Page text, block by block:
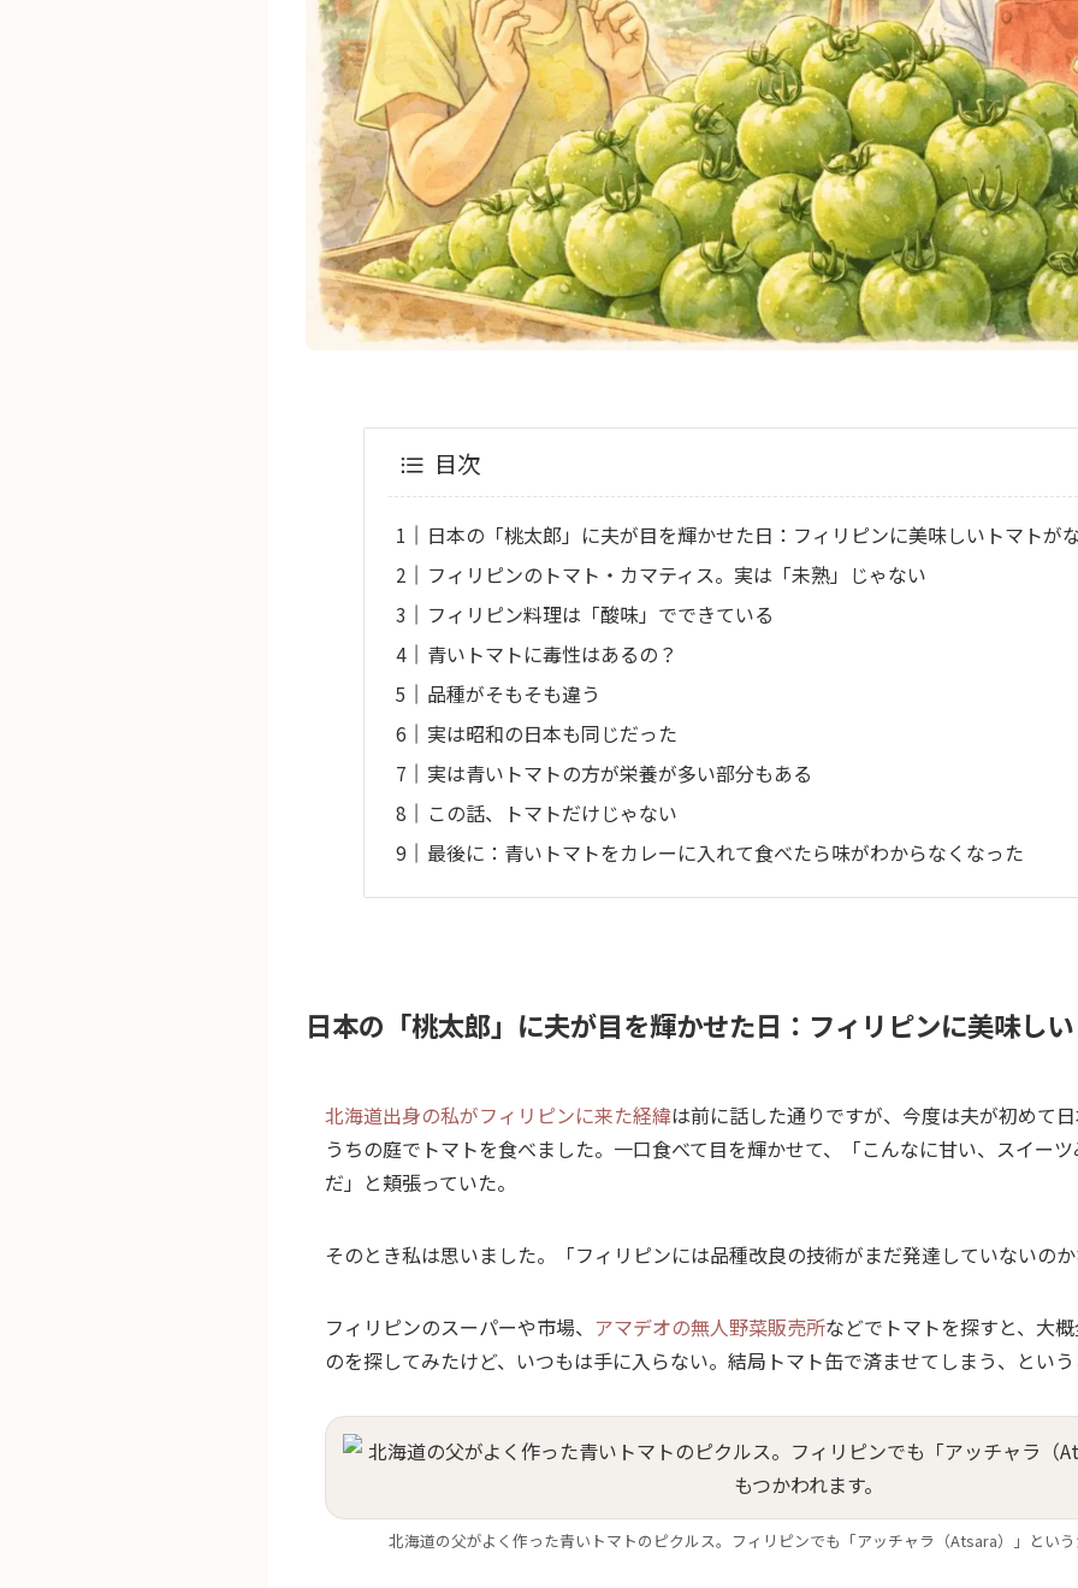
目次
日本の「桃太郎」に夫が目を輝かせた日：フィリピンに美味しいトマトが
フィリピンのトマト・カマティス。実は「未熟」じゃない
フィリピン料理は「酸味」でできている
青いトマトに毒性はあるの？
品種がそもそも違う
実は昭和の日本も同じだった
実は青いトマトの方が栄養が多い部分もある
この話、トマトだけじゃない
最後に：青いトマトをカレーに入れて食べたら味がわからなくなった
日本の「桃太郎」に夫が目を輝かせた日 ：フィリピンに美味し
北海道出身の私がフィリピンに来た経緯は前に話した通りですが、今度は夫が初めて
うちの庭でトマトを食べました。一口食べて目を輝かせて、「こんなに甘い、スイー
だ」と頬張っていた。
そのとき私は思いました。「フィリピンには品種改良の技術がまだ発達していないの
フィリピンのスーパーや市場、 アマデオの無人野菜販売所などでトマトを探すと、大
のを探してみたけど、いつもは手に入らない。結局トマト缶で済ませてしまう、とい
北海道の父がよく作った青いトマトのピクルス。フィリピンでも「アッチャラ（Atsara）」とい